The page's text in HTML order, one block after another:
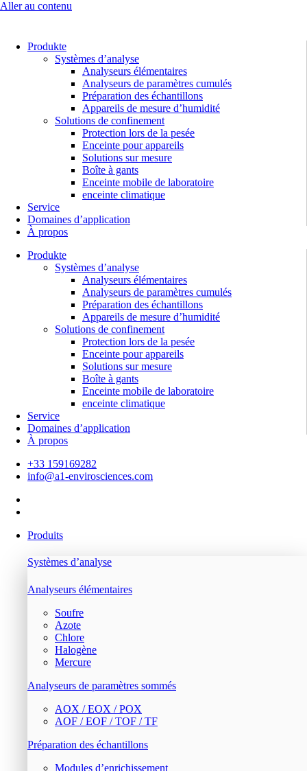
Aller au contenu
Produkte
Systèmes d’analyse
Analyseurs élémentaires
Analyseurs de paramètres cumulés
Préparation des échantillons
Appareils de mesure d’humidité
Solutions de confinement
Protection lors de la pesée
Enceinte pour appareils
Solutions sur mesure
Boîte à gants
Enceinte mobile de laboratoire
enceinte climatique
Service
Domaines d’application
À propos
Produkte
Systèmes d’analyse
Analyseurs élémentaires
Analyseurs de paramètres cumulés
Préparation des échantillons
Appareils de mesure d’humidité
Solutions de confinement
Protection lors de la pesée
Enceinte pour appareils
Solutions sur mesure
Boîte à gants
Enceinte mobile de laboratoire
enceinte climatique
Service
Domaines d’application
À propos
+33 159169282
info@a1-envirosciences.com
Produits
Systèmes d’analyse
Analyseurs élémentaires
Soufre
Azote
Chlore
Halogène
Mercure
Analyseurs de paramètres sommés
AOX / EOX / POX
AOF / EOF / TOF / TF
Préparation des échantillons
Modules d’enrichissement